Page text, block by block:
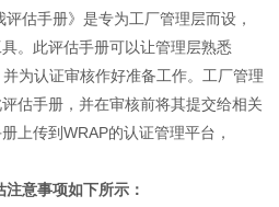
评估手册》是专为工厂管理层而设，
。此评估手册可以让管理层熟悉
为认证审核作好准备工作。 工厂管理
估手册，并在审核前将其提交给相关
上传到WRAP的认证管理平台，
意事项如下所示：